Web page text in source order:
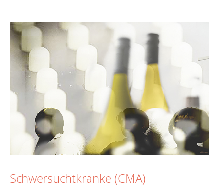
Schwersuchtkranke (CMA)